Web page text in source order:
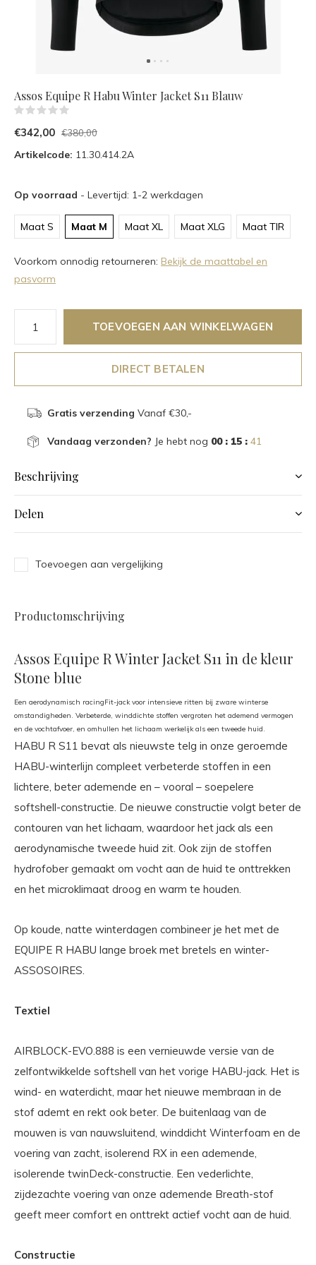
Assos Equipe R Habu Winter Jacket S11 Blauw
€342,00 €380,00
Artikelcode: 11.30.414.2A
Op voorraad - Levertijd: 1-2 werkdagen
Maat S Maat M Maat XL Maat XLG Maat TIR
Voorkom onnodig retourneren: Bekijk de maattabel en
pasvorm
TOEVOEGEN AAN WINKELWAGEN
DIRECT BETALEN
Gratis verzending Vanaf €30,-
Vandaag verzonden? Je hebt nog 00 : 15 : 40
Beschrijving
Delen
Toevoegen aan vergelijking
Productomschrijving
Assos Equipe R Winter Jacket S11 in de kleur
Stone blue
Een aerodynamisch racingFit-jack voor intensieve ritten bij zware winterse
omstandigheden. Verbeterde, winddichte stoffen vergroten het ademend vermogen
en de vochtafvoer, en omhullen het lichaam werkelijk als een tweede huid.
HABU R S11 bevat als nieuwste telg in onze geroemde
HABU-winterlijn compleet verbeterde stoffen in een
lichtere, beter ademende en – vooral – soepelere
softshell-constructie. De nieuwe constructie volgt beter de
contouren van het lichaam, waardoor het jack als een
aerodynamische tweede huid zit. Ook zijn de stoffen
hydrofober gemaakt om vocht aan de huid te onttrekken
en het microklimaat droog en warm te houden.
Op koude, natte winterdagen combineer je het met de
EQUIPE R HABU lange broek met bretels en winter-
ASSOSOIRES.
Textiel
AIRBLOCK-EVO.888 is een vernieuwde versie van de
zelfontwikkelde softshell van het vorige HABU-jack. Het is
wind- en waterdicht, maar het nieuwe membraan in de
stof ademt en rekt ook beter. De buitenlaag van de
mouwen is van nauwsluitend, winddicht Winterfoam en de
voering van zacht, isolerend RX in een ademende,
isolerende twinDeck-constructie. Een vederlichte,
zijdezachte voering van onze ademende Breath-stof
geeft meer comfort en onttrekt actief vocht aan de huid.
Constructie